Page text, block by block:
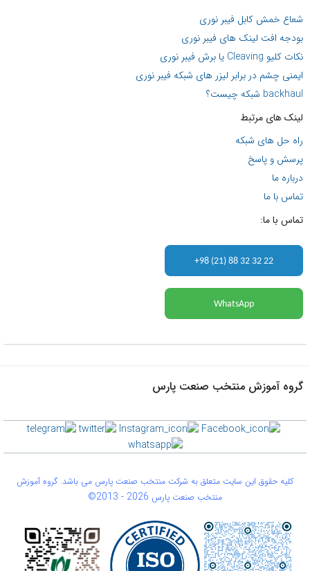
شعاع خمش کابل فیبر نوری
بودجه افت لینک های فیبر نوری
نکات کلیو Cleaving یا برش فیبر نوری
ایمنی چشم در برابر لیزر های شبکه فیبر نوری
backhaul شبکه چیست؟
لینک های مرتبط
راه حل های شبکه
پرسش و پاسخ
درباره ما
تماس با ما
تماس با ما:
+98 (21) 88 32 32 22
WhatsApp
گروه آموزش منتخب صنعت پارس
کلیه حقوق این سایت متعلق به شرکت منتخب صنعت پارس می باشد. گروه آموزش
منتخب صنعت پارس
©2013 - 2026